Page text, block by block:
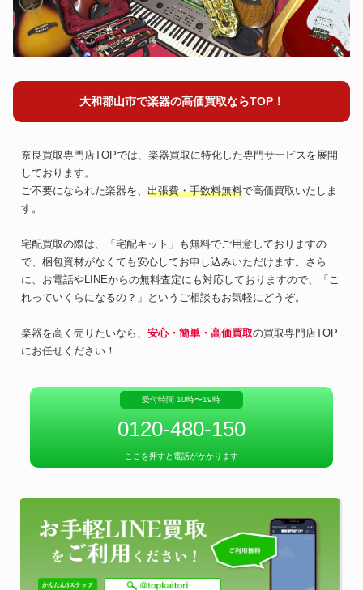
大和郡山市で楽器の高価買取ならTOP！
奈良買取専門店TOPでは、楽器買取に特化した専門サービスを展開
しております。
ご不要になられた楽器を、 出張費・手数料無料で高価買取いたしま
す。
宅配買取の際は、「宅配キット」も無料でご用意しておりますの
で、梱包資材がなくても安心してお申し込みいただけます。さら
に、お電話やLINEからの無料査定にも対応しておりますので、「こ
れっていくらになるの？」というご相談もお気軽にどうぞ。
楽器を高く売りたいなら、 安心・簡単・高価買取の買取専門店TOP
にお任せください！
受付時間 10時〜19時
0120-480-150
ここを押すと電話がかかります